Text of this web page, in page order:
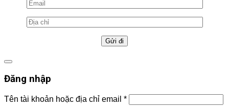
Đăng nhập
Tên tài khoản hoặc địa chỉ email *